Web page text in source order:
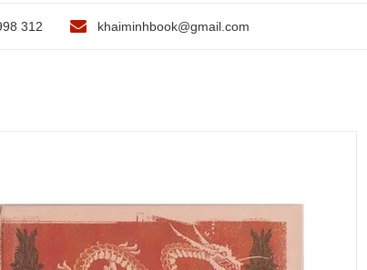
312 khaiminhbook@gmail.com